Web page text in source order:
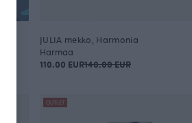
JULIA mekko, Harmonia
Harmaa
110.00 EUR140.00 EUR
OUTLET